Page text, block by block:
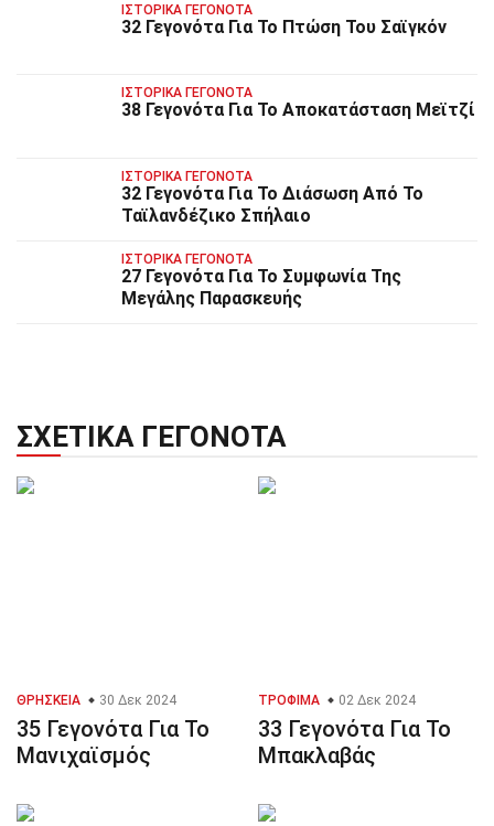
ΙΣΤΟΡΙΚΆ ΓΕΓΟΝΌΤΑ
32 Γεγονότα Για Το Πτώση Του Σαϊγκόν
ΙΣΤΟΡΙΚΆ ΓΕΓΟΝΌΤΑ
38 Γεγονότα Για Το Αποκατάσταση Μεϊτζί
ΙΣΤΟΡΙΚΆ ΓΕΓΟΝΌΤΑ
32 Γεγονότα Για Το Διάσωση Από Το
Ταϊλανδέζικο Σπήλαιο
ΙΣΤΟΡΙΚΆ ΓΕΓΟΝΌΤΑ
27 Γεγονότα Για Το Συμφωνία Της
Μεγάλης Παρασκευής
ΣΧΕΤΙΚΆ ΓΕΓΟΝΌΤΑ
ΘΡΗΣΚΕΊΑ 30 Δεκ 2024
35 Γεγονότα Για Το
Μανιχαϊσμός
ΤΡΌΦΙΜΑ 02 Δεκ 2024
33 Γεγονότα Για Το
Μπακλαβάς